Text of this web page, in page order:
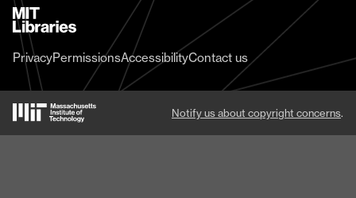
MIT
Libraries
home
PrivacyPermissionsAccessibilityContact us
Notify us about copyright concerns.